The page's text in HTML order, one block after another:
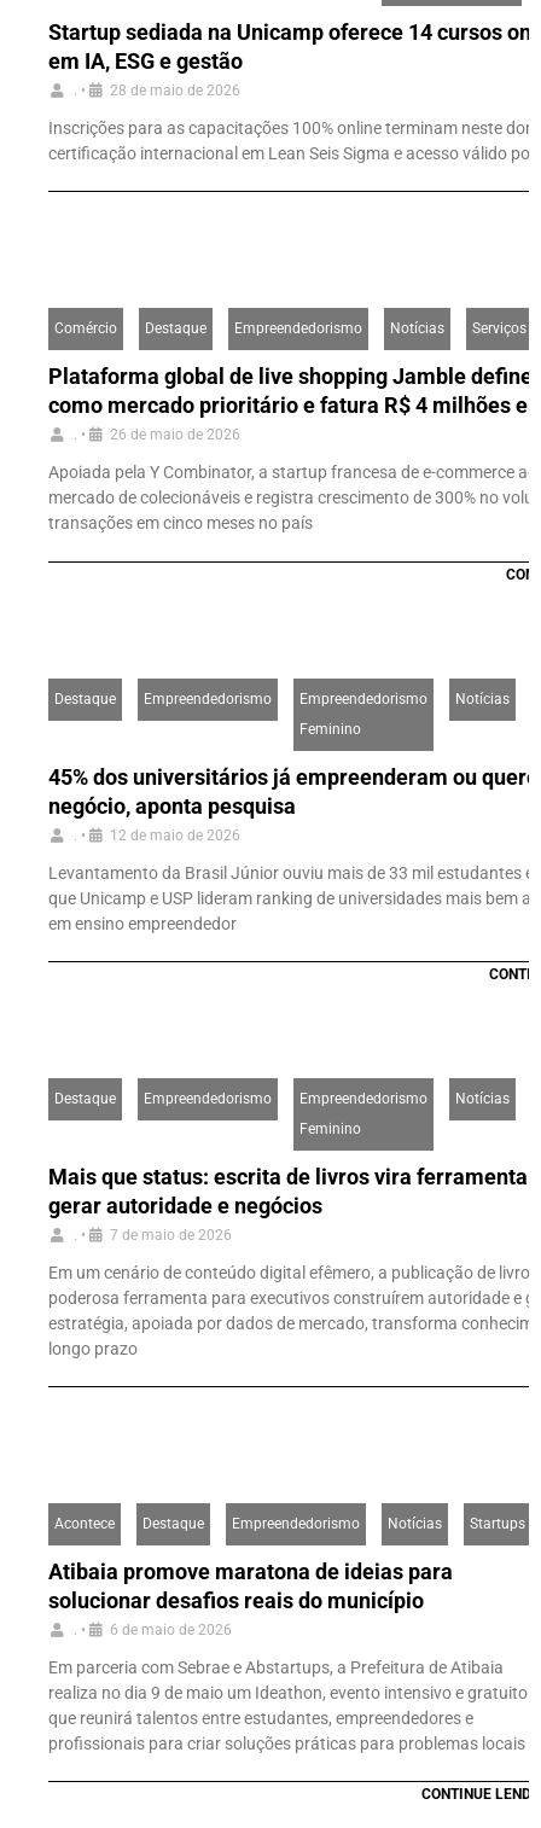
Startup sediada na Unicamp oferece 14 cursos
em IA, ESG e gestão
. • 28 de maio de 2026
Inscrições para as capacitações 100% online terminam neste
certificação internacional em Lean Seis Sigma e acesso válido
Comércio Destaque Empreendedorismo Notícias Serviços
Plataforma global de live shopping Jamble define
como mercado prioritário e fatura R$ 4 milhões
. • 26 de maio de 2026
Apoiada pela Y Combinator, a startup francesa de e-commerce
mercado de colecionáveis e registra crescimento de 300% no
transações em cinco meses no país
Destaque Empreendedorismo
Empreendedorismo
Feminino
Notícias
45% dos universitários já empreenderam ou
negócio, aponta pesquisa
• 12 de maio de 2026
Levantamento da Brasil Júnior ouviu mais de 33 mil estudantes e
que Unicamp e USP lideram ranking de universidades mais bem
em ensino empreendedor
Destaque Empreendedorismo
Empreendedorismo
Feminino
Notícias
Mais que status: escrita de livros vira ferramenta
gerar autoridade e negócios
. • 7 de maio de 2026
Em um cenário de conteúdo digital efêmero, a publicação de
poderosa ferramenta para executivos construírem autoridade e
estratégia, apoiada por dados de mercado, transforma
longo prazo
Acontece Destaque Empreendedorismo Notícias Startups
Atibaia promove maratona de ideias para
solucionar desafios reais do município
. • 6 de maio de 2026
Em parceria com Sebrae e Abstartups, a Prefeitura de Atibaia
realiza no dia 9 de maio um Ideathon, evento intensivo e gratuito
que reunirá talentos entre estudantes, empreendedores e
profissionais para criar soluções práticas para problemas locais
CONTINUE LENDO